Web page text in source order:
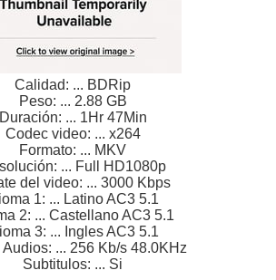
Calidad: ... BDRip
Peso: ... 2.88 GB
Duración: ... 1Hr 47Min
Codec video: ... x264
Formato: ... MKV
... Full HD1080p
del video: ... 3000 Kbps
1: ... Latino AC3 5.1
2: ... Castellano AC3 5.1
3: ... Ingles AC3 5.1
Audios: ... 256 Kb/s 48.0KHz
Subtitulos: ... Si